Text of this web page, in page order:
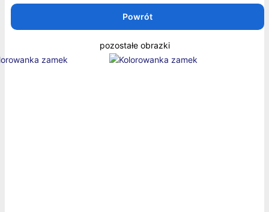
Powrót
pozostałe obrazki